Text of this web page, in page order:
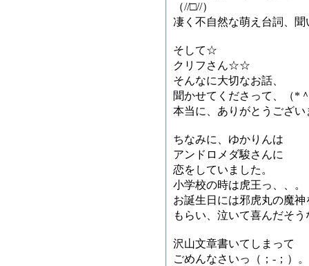
（//□//）
凄く不自然な萌え台詞、
そして☆
クリフさん☆☆
そんなに大切なお話、
聞かせてくださって、（*
本当に、ありがとうご
ちなみに、ゆかりんは
アンドロメダ駿さんに
恋をしていました。
小学校の時は虎王っ、、。
お誕生日には邪虎丸の魔神
もらい、泣いて喜んだそ
沢山文章書いてしまって
ごめんなさいっ（；-；）